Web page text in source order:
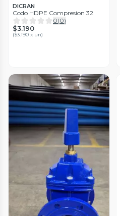
DICRAN
Codo HDPE Compresion 32
0(0)
$3.190
($3.190 x un)